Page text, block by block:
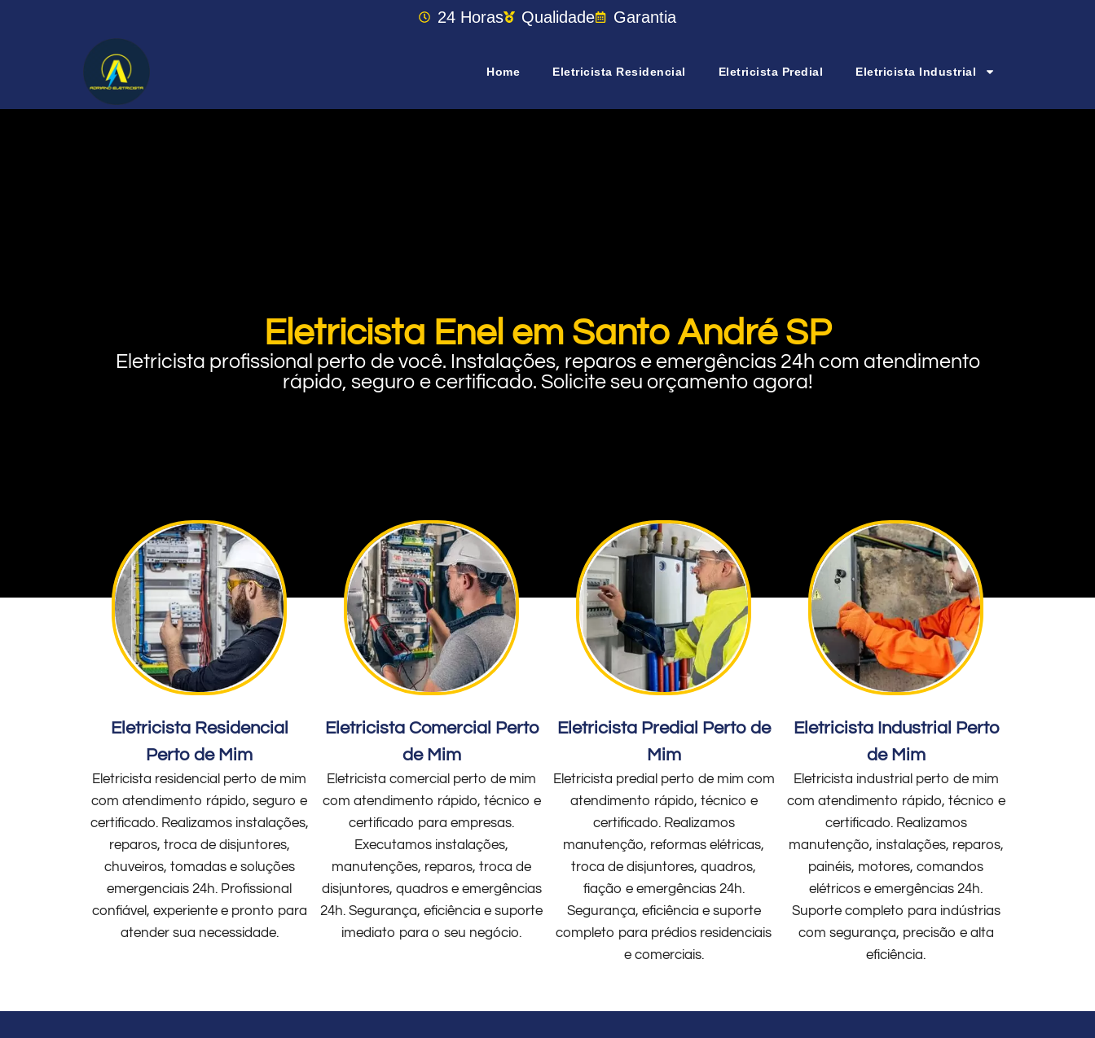
24 Horas Qualidade Garantia
Home Eletricista Residencial Eletricista Predial Eletricista Industrial
Eletricista Enel em Santo André SP
Eletricista profissional perto de você. Instalações, reparos e emergências 24h com atendimento
rápido, seguro e certificado. Solicite seu orçamento agora!
Eletricista Residencial
Perto de Mim
Eletricista residencial perto de mim
com atendimento rápido, seguro e
certificado. Realizamos instalações,
reparos, troca de disjuntores,
chuveiros, tomadas e soluções
emergenciais 24h. Profissional
confiável, experiente e pronto para
atender sua necessidade.
Eletricista Comercial Perto
de Mim
Eletricista comercial perto de mim
com atendimento rápido, técnico e
certificado para empresas.
Executamos instalações,
manutenções, reparos, troca de
disjuntores, quadros e emergências
24h. Segurança, eficiência e suporte
imediato para o seu negócio.
Eletricista Predial Perto de
Mim
Eletricista predial perto de mim com
atendimento rápido, técnico e
certificado. Realizamos
manutenção, reformas elétricas,
troca de disjuntores, quadros,
fiação e emergências 24h.
Segurança, eficiência e suporte
completo para prédios residenciais
e comerciais.
Eletricista Industrial Perto
de Mim
Eletricista industrial perto de mim
com atendimento rápido, técnico e
certificado. Realizamos
manutenção, instalações, reparos,
painéis, motores, comandos
elétricos e emergências 24h.
Suporte completo para indústrias
com segurança, precisão e alta
eficiência.